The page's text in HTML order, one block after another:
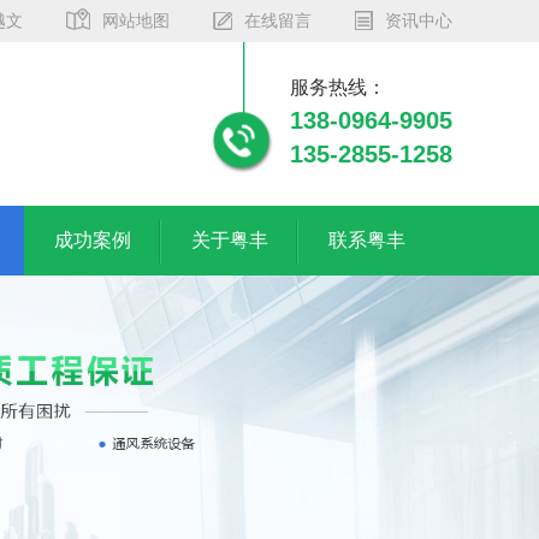
文 网站地图 在线留言 资讯中心
服务热线：
138-0964-9905
135-2855-1258
成功案例 关于粤丰 联系粤丰